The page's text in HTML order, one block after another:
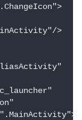
>